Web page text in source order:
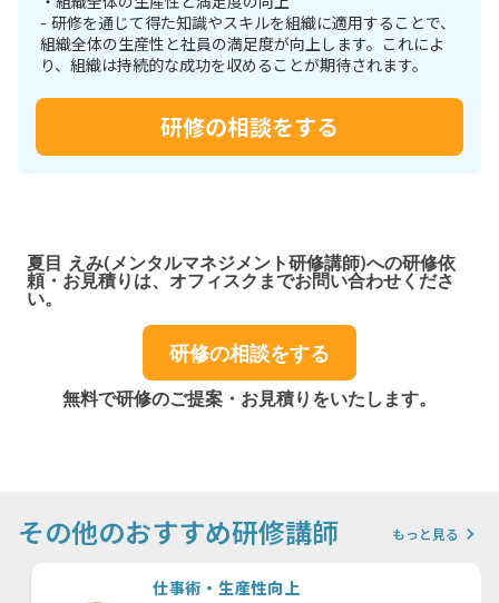
- 研修を通じて得た知識やスキルを組織に適用することで、
組織全体の生産性と社員の満足度が向上します。これによ
り、組織は持続的な成功を収めることが期待されます。
研修の相談をする
夏目 えみ(メンタルマネジメント研修講師)への研修依
頼・お見積りは、オフィスクまでお問い合わせくださ
い。
研修の相談をする
無料で研修のご提案・お見積りをいたします。
その他のおすすめ研修講師 もっと見る keyboard_arrow_right
仕事術・生産性向上